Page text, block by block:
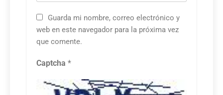
Guarda mi nombre, correo electrónico y
web en este navegador para la próxima vez
que comente.
Captcha *